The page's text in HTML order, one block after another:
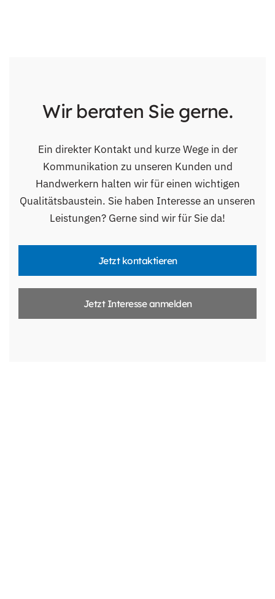
Wir beraten Sie gerne.
Ein direkter Kontakt und kurze Wege in der
Kommunikation zu unseren Kunden und
Handwerkern halten wir für einen wichtigen
Qualitätsbaustein. Sie haben Interesse an unseren
Leistungen? Gerne sind wir für Sie da!
Jetzt kontaktieren
Jetzt Interesse anmelden